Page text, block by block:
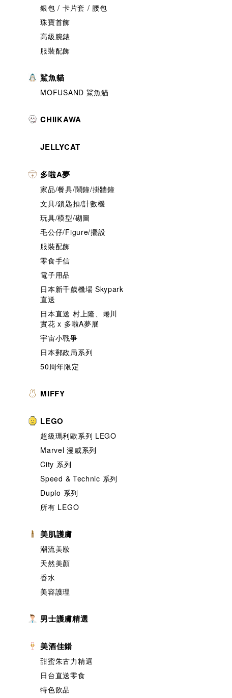
銀包 / 卡片套 / 腰包
珠寶首飾
高級腕錶
服裝配飾
鯊魚貓
MOFUSAND 鯊魚貓
CHIIKAWA
JELLYCAT
多啦A夢
家品/餐具/鬧鐘/掛牆鐘
文具/鎖匙扣/計數機
玩具/模型/砌圖
毛公仔/Figure/擺設
服裝配飾
零食手信
電子用品
日本新千歲機場 Skypark
直送
日本直送 村上隆、蜷川
實花 x 多啦A夢展
宇宙小戰爭
日本郵政局系列
50周年限定
MIFFY
LEGO
超級瑪利歐系列 LEGO
Marvel 漫威系列
City 系列
Speed & Technic 系列
Duplo 系列
所有 LEGO
美肌護膚
潮流美妝
天然美顏
香水
美容護理
男士護膚精選
美酒佳餚
甜蜜朱古力精選
日台直送零食
特色飲品